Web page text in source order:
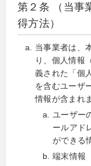
第２条 （当事
得方法）
当事業者は、
り、個人情報
義された「個
を含むユーザ
情報が含まれ
ユーザー
ールアド
ができる
端末情報